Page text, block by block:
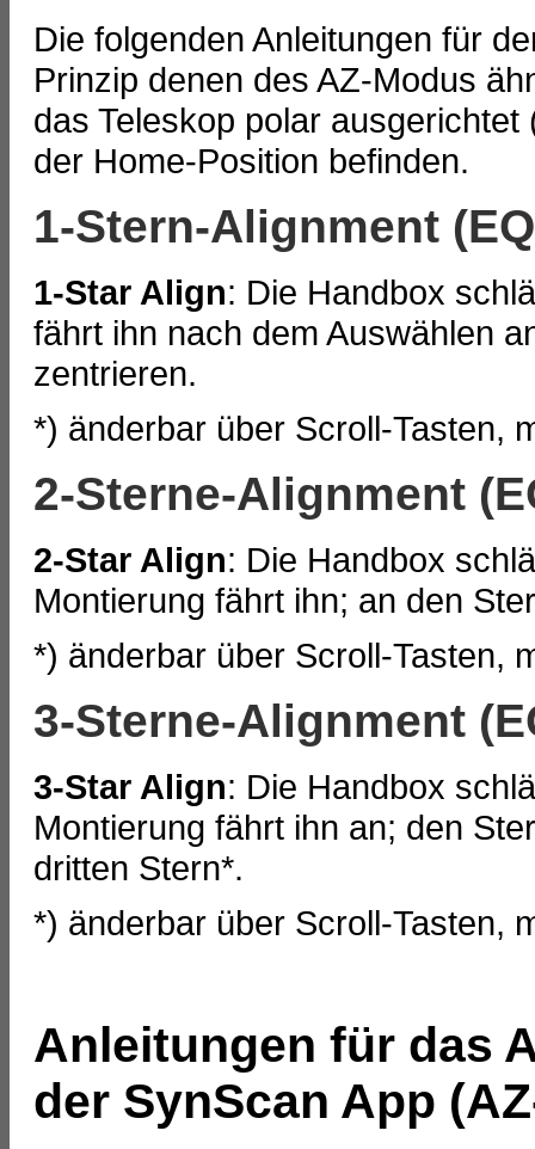
Die folgenden Anleitungen für
Prinzip denen des AZ-Modus
das Teleskop polar
der Home-Position befinden.
1-Stern-Alignment
1-Star Align: Die Handbox
fährt ihn nach dem Auswählen
zentrieren.
*) änderbar über Scroll-Tasten,
2-Sterne-Alignment
2-Star Align: Die Handbox
Montierung fährt ihn; an den
*) änderbar über Scroll-Tasten,
3-Sterne-Alignment
3-Star Align: Die Handbox
Montierung fährt ihn an; den
dritten Stern*.
*) änderbar über Scroll-Tasten,
Anleitungen für das
der SynScan App